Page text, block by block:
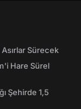
Sürecek
Hare Sürel
Şehirde 1,5